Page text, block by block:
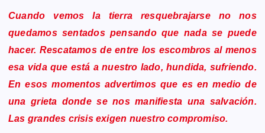
Cuando vemos la tierra resquebrajarse no nos
quedamos sentados pensando que nada se puede
hacer. Rescatamos de entre los escombros al menos
esa vida que está a nuestro lado, hundida, sufriendo.
En esos momentos advertimos que es en medio de
una grieta donde se nos manifiesta una salvación.
Las grandes crisis exigen nuestro compromiso.